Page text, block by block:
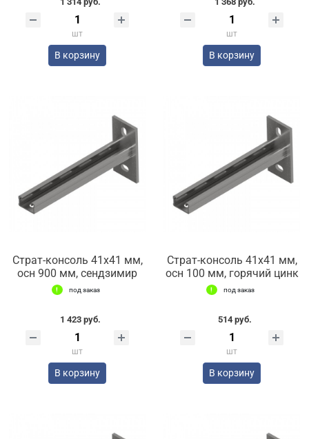
шт
В корзину
шт
В корзину
Страт-консоль 41х41 мм,
осн 900 мм, сендзимир
под заказ
1 423 руб.
шт
В корзину
Страт-консоль 41х41 мм,
осн 100 мм, горячий цинк
под заказ
514 руб.
шт
В корзину